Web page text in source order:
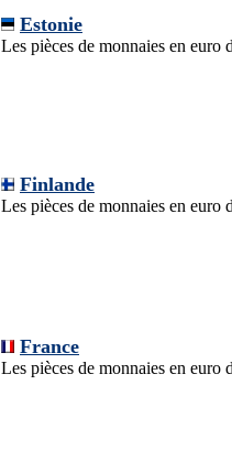
Estonie
Les pièces de monnaies en euro
Finlande
Les pièces de monnaies en euro
France
Les pièces de monnaies en euro